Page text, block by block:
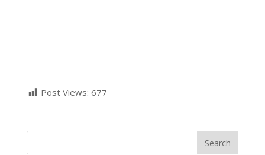
Post Views: 677